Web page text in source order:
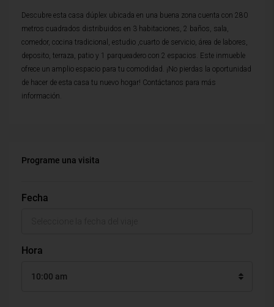
Descubre esta casa dúplex ubicada en una buena zona cuenta con 280
metros cuadrados distribuidos en 3 habitaciones, 2 baños, sala,
comedor, cocina tradicional, estudio ,cuarto de servicio, área de labores,
deposito, terraza, patio y 1 parqueadero con 2 espacios. Este inmueble
ofrece un amplio espacio para tu comodidad. ¡No pierdas la oportunidad
de hacer de esta casa tu nuevo hogar! Contáctanos para más
información.
Programe una visita
Fecha
Hora
10:00 am